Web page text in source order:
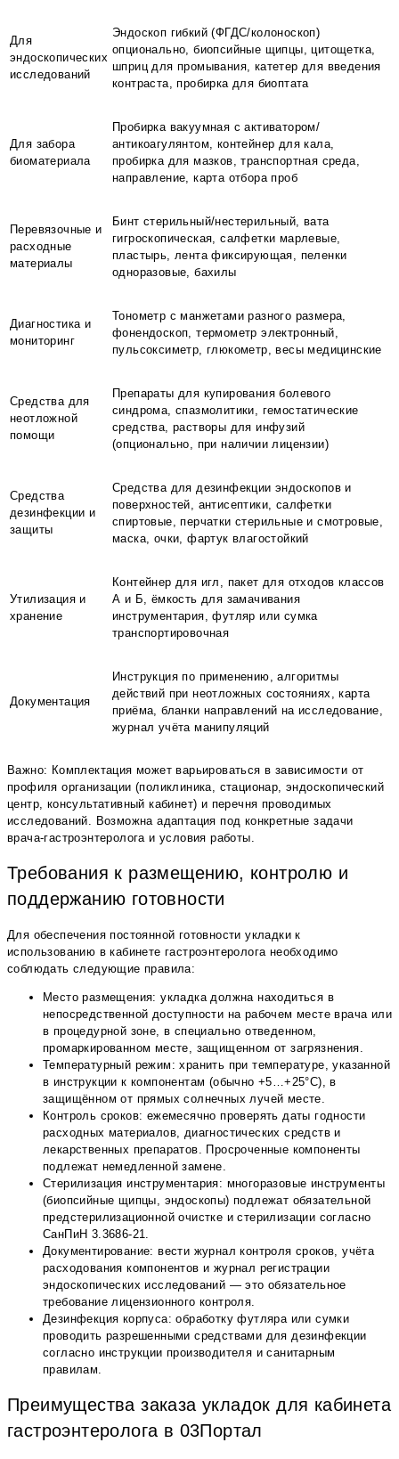
Для
эндоскопических
исследований
Эндоскоп гибкий (ФГДС/колоноскоп)
опционально, биопсийные щипцы, цитощетка,
шприц для промывания, катетер для введения
контраста, пробирка для биоптата
Для забора
биоматериала
Пробирка вакуумная с активатором/
антикоагулянтом, контейнер для кала,
пробирка для мазков, транспортная среда,
направление, карта отбора проб
Перевязочные и
расходные
материалы
Бинт стерильный/нестерильный, вата
гигроскопическая, салфетки марлевые,
пластырь, лента фиксирующая, пеленки
одноразовые, бахилы
Диагностика и
мониторинг
Тонометр с манжетами разного размера,
фонендоскоп, термометр электронный,
пульсоксиметр, глюкометр, весы медицинские
Средства для
неотложной
помощи
Препараты для купирования болевого
синдрома, спазмолитики, гемостатические
средства, растворы для инфузий
(опционально, при наличии лицензии)
Средства
дезинфекции и
защиты
Средства для дезинфекции эндоскопов и
поверхностей, антисептики, салфетки
спиртовые, перчатки стерильные и смотровые,
маска, очки, фартук влагостойкий
Утилизация и
хранение
Контейнер для игл, пакет для отходов классов
А и Б, ёмкость для замачивания
инструментария, футляр или сумка
транспортировочная
Документация
Инструкция по применению, алгоритмы
действий при неотложных состояниях, карта
приёма, бланки направлений на исследование,
журнал учёта манипуляций
Важно: Комплектация может варьироваться в зависимости от
профиля организации (поликлиника, стационар, эндоскопический
центр, консультативный кабинет) и перечня проводимых
исследований. Возможна адаптация под конкретные задачи
врача-гастроэнтеролога и условия работы.
Требования к размещению, контролю и
поддержанию готовности
Для обеспечения постоянной готовности укладки к
использованию в кабинете гастроэнтеролога необходимо
соблюдать следующие правила:
Место размещения: укладка должна находиться в
непосредственной доступности на рабочем месте врача или
в процедурной зоне, в специально отведенном,
промаркированном месте, защищенном от загрязнения.
Температурный режим: хранить при температуре, указанной
в инструкции к компонентам (обычно +5…+25°С), в
защищённом от прямых солнечных лучей месте.
Контроль сроков: ежемесячно проверять даты годности
расходных материалов, диагностических средств и
лекарственных препаратов. Просроченные компоненты
подлежат немедленной замене.
Стерилизация инструментария: многоразовые инструменты
(биопсийные щипцы, эндоскопы) подлежат обязательной
предстерилизационной очистке и стерилизации согласно
СанПиН 3.3686-21.
Документирование: вести журнал контроля сроков, учёта
расходования компонентов и журнал регистрации
эндоскопических исследований — это обязательное
требование лицензионного контроля.
Дезинфекция корпуса: обработку футляра или сумки
проводить разрешенными средствами для дезинфекции
согласно инструкции производителя и санитарным
правилам.
Преимущества заказа укладок для кабинета
гастроэнтеролога в 03Портал